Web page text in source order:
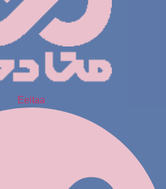
Eeitaa